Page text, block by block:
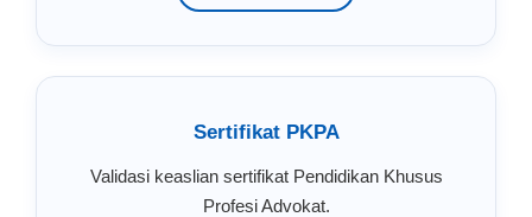
Sertifikat PKPA
Validasi keaslian sertifikat Pendidikan Khusus
Profesi Advokat.